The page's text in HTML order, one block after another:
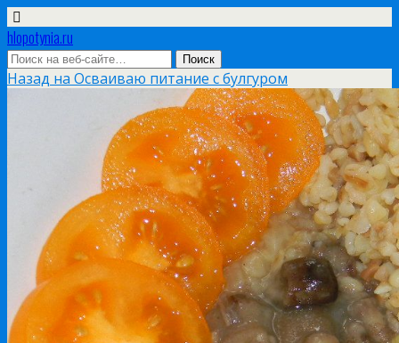
hlopotynia.ru
Назад на Осваиваю питание с булгуром